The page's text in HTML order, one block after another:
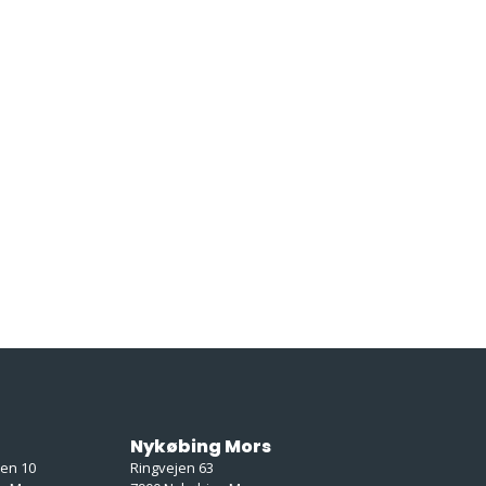
10
Nykøbing Mors
Ringvejen 63